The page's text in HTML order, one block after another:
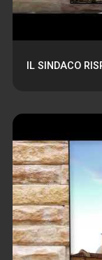
IL SINDACO